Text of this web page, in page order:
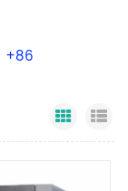
+86
Grid